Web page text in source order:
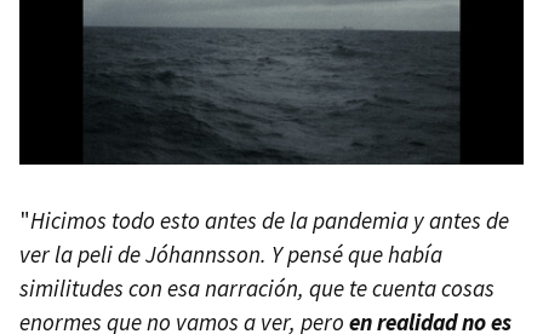
"Hicimos todo esto antes de la pandemia y antes de
ver la peli de Jóhannsson. Y pensé que había
similitudes con esa narración, que te cuenta cosas
enormes que no vamos a ver, pero en realidad no es